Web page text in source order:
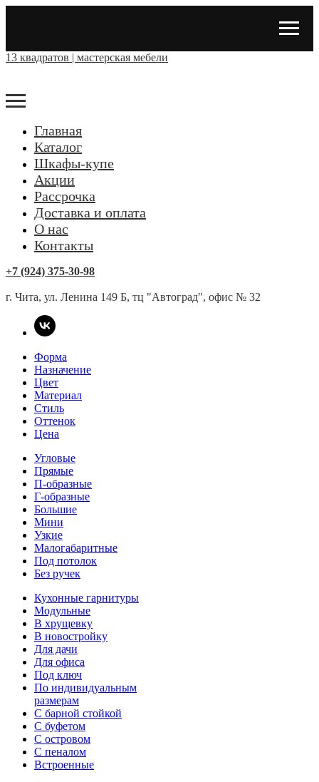
13 квадратов | мастерская мебели
Главная
Каталог
Шкафы-купе
Акции
Рассрочка
Доставка и оплата
О нас
Контакты
+7 (924) 375-30-98
г. Чита, ул. Ленина 149 Б, тц "Автоград", офис № 32
Форма
Назначение
Цвет
Материал
Стиль
Оттенок
Цена
Угловые
Прямые
П-образные
Г-образные
Большие
Мини
Узкие
Малогабаритные
Под потолок
Без ручек
Кухонные гарнитуры
Модульные
В хрущевку
В новостройку
Для дачи
Для офиса
Под ключ
По индивидуальным
размерам
С барной стойкой
С буфетом
С островом
С пеналом
Встроенные